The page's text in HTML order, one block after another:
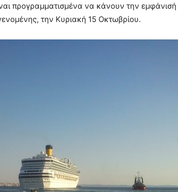
προγραμματισμένα να κάνουν την εμφάνισή
την Κυριακή 15 Οκτωβρίου.